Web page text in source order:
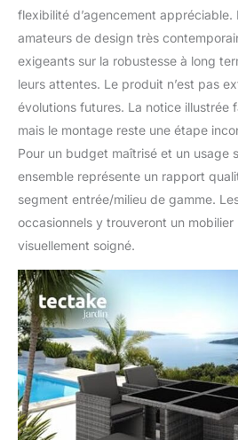
votre
mobilier
est
dans un
Sa
adapté
espace,
solution
votre
flexibilité d’agencement appréciable.
amateurs de design très
exigeants sur la robustesse à long
leurs attentes. Le produit n’est pas
évolutions futures. La notice illustrée
mais le montage reste une étape
Pour un budget maîtrisé et un usage
ensemble représente un rapport
segment entrée/milieu de gamme.
occasionnels y trouveront un
visuellement soigné.